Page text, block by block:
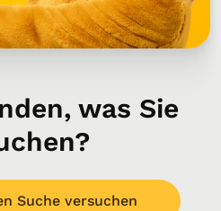
was Sie
Suche versuchen